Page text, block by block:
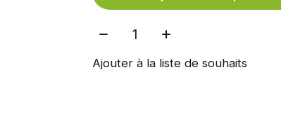
Quantité:
Ajouter à la liste de souhaits